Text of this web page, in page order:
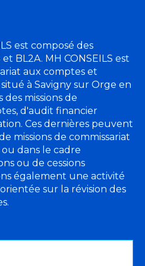
est composé des
BL2A. MH CONSEILS est
aux comptes et
à Savigny sur Orge en
des missions de
d'audit financier
Ces dernières peuvent
missions de commissariat
dans le cadre
ou de cessions
également une activité
sur la révision des